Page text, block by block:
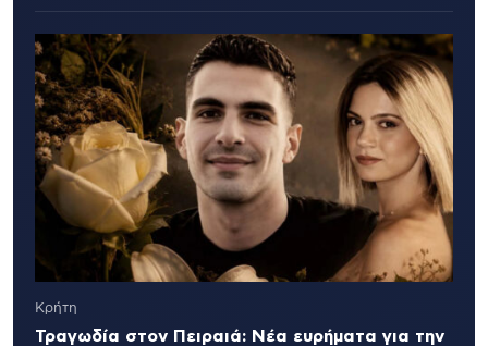
Κρήτη
Τραγωδία στον Πειραιά: Νέα ευρήματα για την